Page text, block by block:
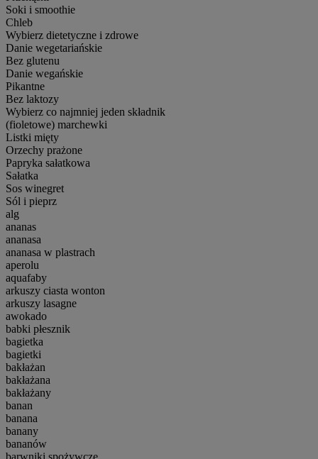
Soki i smoothie
Chleb
Wybierz dietetyczne i zdrowe
Danie wegetariańskie
Bez glutenu
Danie wegańskie
Pikantne
Bez laktozy
Wybierz co najmniej jeden składnik
(fioletowe) marchewki
Listki mięty
Orzechy prażone
Papryka sałatkowa
Sałatka
Sos winegret
Sól i pieprz
alg
ananas
ananasa
ananasa w plastrach
aperolu
aquafaby
arkuszy ciasta wonton
arkuszy lasagne
awokado
babki płesznik
bagietka
bagietki
bakłażan
bakłażana
bakłażany
banan
banana
banany
bananów
barwniki spożywcze